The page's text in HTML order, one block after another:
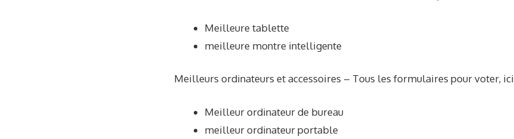
Meilleure tablette
meilleure montre intelligente
Meilleurs ordinateurs et accessoires – Tous les formulaires pour voter, ici
Meilleur ordinateur de bureau
meilleur ordinateur portable